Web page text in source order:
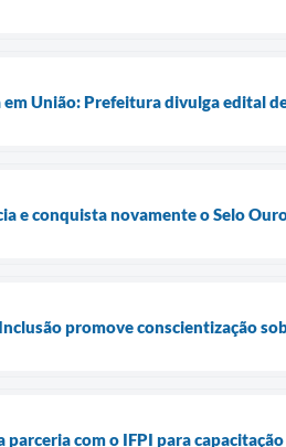
União: Prefeitura divulga edital
e conquista novamente o Selo
promove conscientização
parceria com o IFPI para